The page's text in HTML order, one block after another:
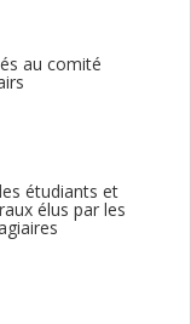
au comité
étudiants et
élus par les